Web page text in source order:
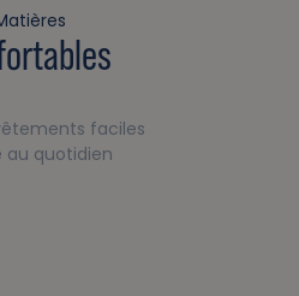
faciles
au quotidien